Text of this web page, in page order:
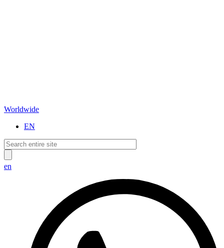
Worldwide
EN
en